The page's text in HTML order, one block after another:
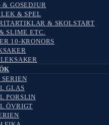
& GOSEDJUR
LEK & SPEL
& SKOLSTART
SLIME ETC.
10-KRONORS
GLAS
PORSLIN
ÖVRIGT